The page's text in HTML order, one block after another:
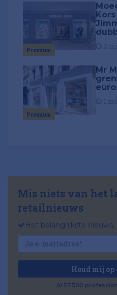
Premium
Premium
Mr
Mis niets van het
retailnieuws
Het belangrijkste nieuws,
Houd mij op
Al 57.500